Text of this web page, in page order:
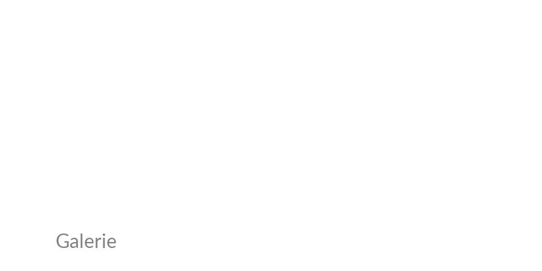
Galerie